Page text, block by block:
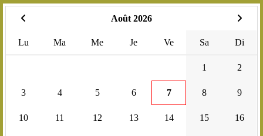
Août 2026
Lu Ma Me Je Ve Sa Di
1 2
3 4 5 6 7 8 9
10 11 12 13 14 15 16